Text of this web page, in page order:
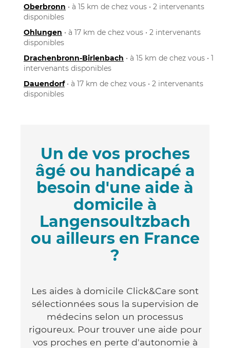
Oberbronn • à 15 km de chez vous • 2 intervenants
disponibles
Ohlungen • à 17 km de chez vous • 2 intervenants
disponibles
Drachenbronn-Birlenbach • à 15 km de chez vous • 1
intervenants disponibles
Dauendorf• à 17 km de chez vous • 2 intervenants
disponibles
Un de vos proches
âgé ou handicapé a
besoin d'une aide à
domicile à
Langensoultzbach
ou ailleurs en France
?
Les aides à domicile Click&Care sont
sélectionnées sous la supervision de
médecins selon un processus
rigoureux. Pour trouver une aide pour
vos proches en perte d'autonomie à